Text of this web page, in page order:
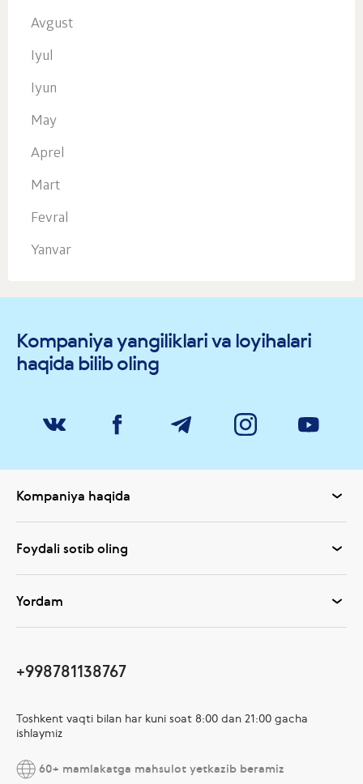
Avgust
Iyul
Iyun
May
Aprel
Mart
Fevral
Yanvar
Kompaniya yangiliklari va loyihalari
haqida bilib oling
Kompaniya haqida
Foydali sotib oling
Yordam
+998781138767
Toshkent vaqti bilan har kuni soat 8:00 dan 21:00 gacha
ishlaymiz
60+ mamlakatga mahsulot yetkazib beramiz